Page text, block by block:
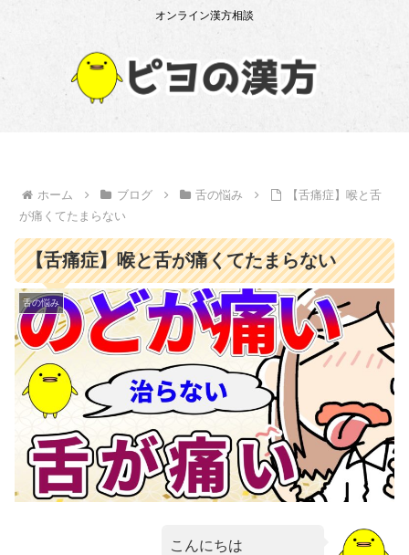
オンライン漢方相談
ホーム ブログ 舌の悩み
【舌痛症】喉と舌
が痛くてたまらない
【舌痛症】喉と舌が痛くてたまらない
舌の悩み
こんにちは